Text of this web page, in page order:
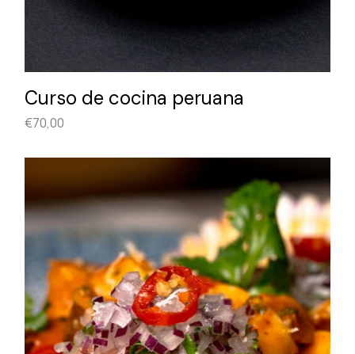
Curso de cocina peruana
€70,00